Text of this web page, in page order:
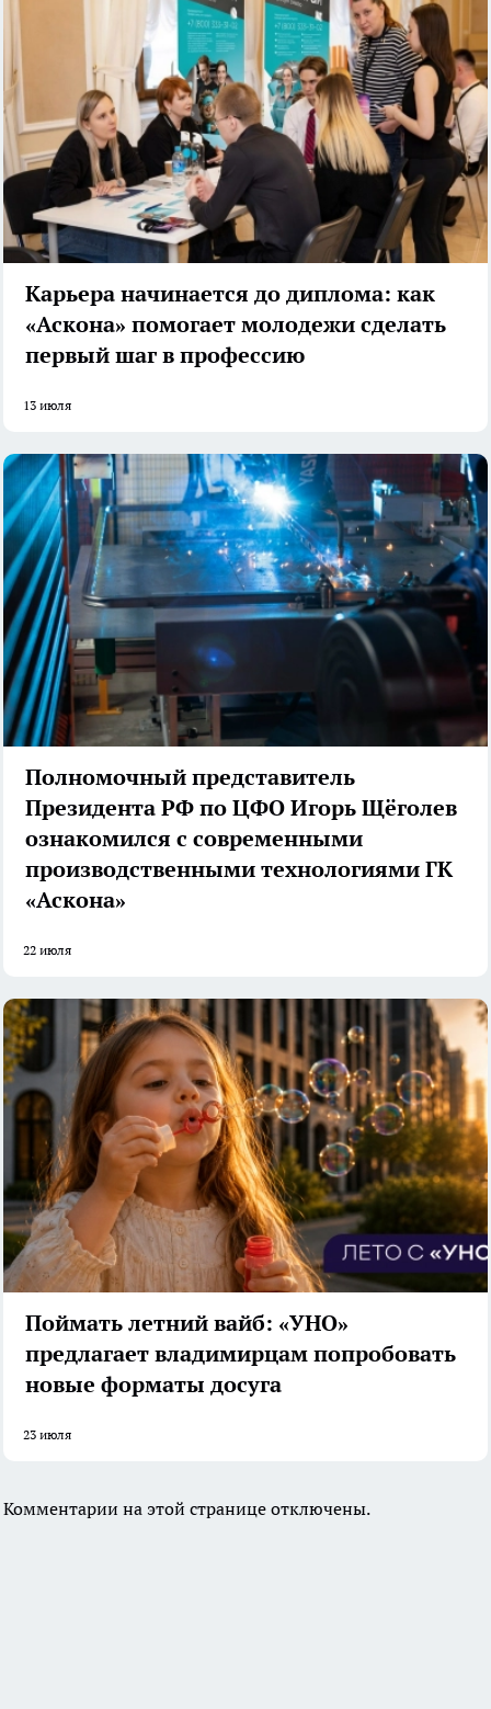
Карьера начинается до диплома: как
«Аскона» помогает молодежи сделать
первый шаг в профессию
13 июля
Полномочный представитель
Президента РФ по ЦФО Игорь Щёголев
ознакомился с современными
производственными технологиями ГК
«Аскона»
22 июля
Поймать летний вайб: «УНО»
предлагает владимирцам попробовать
новые форматы досуга
23 июля
Комментарии на этой странице отключены.